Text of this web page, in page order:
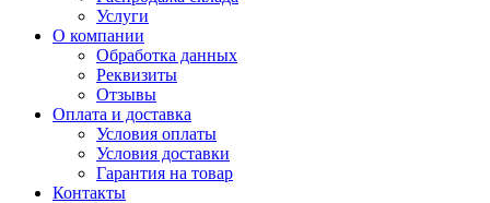
Услуги
О компании
Обработка данных
Реквизиты
Отзывы
Оплата и доставка
Условия оплаты
Условия доставки
Гарантия на товар
Контакты